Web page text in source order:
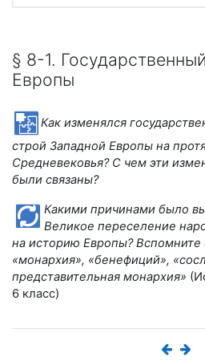
§ 8-1.
Европы
Как изменялся
строй Западной Европы на
Средневековья? С чем эти
были связаны?
Какими причинами было
Великое переселение
на историю Европы? Вспомните
«монархия», «бенефиций»,
представительная монархия»
6 класс)